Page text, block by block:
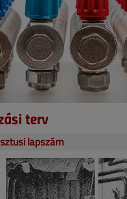
terv
lapszám